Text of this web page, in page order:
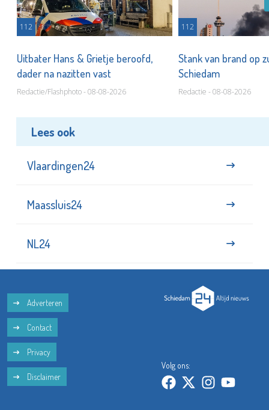
112
Uitbater Hans & Grietje beroofd,
dader na nazitten vast
Redactie/Flashphoto - 08-08-2026
112
Stank van brand op
Schiedam
Lees ook
Vlaardingen24
Maassluis24
NL24
Adverteren
Contact
Privacy
Disclaimer
Volg ons: